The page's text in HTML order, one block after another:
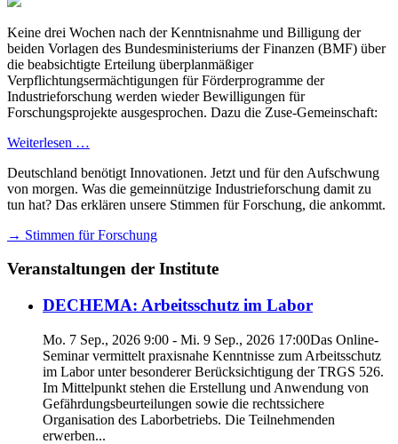
Keine drei Wochen nach der Kenntnisnahme und Billigung der
beiden Vorlagen des Bundesministeriums der Finanzen (BMF) über
die beabsichtigte Erteilung überplanmäßiger
Verpflichtungsermächtigungen für Förderprogramme der
Industrieforschung werden wieder Bewilligungen für
Forschungsprojekte ausgesprochen. Dazu die Zuse-Gemeinschaft:
Weiterlesen …
Deutschland benötigt Innovationen. Jetzt und für den Aufschwung
von morgen. Was die gemeinnützige Industrieforschung damit zu
tun hat? Das erklären unsere Stimmen für Forschung, die ankommt.
→ Stimmen für Forschung
Veranstaltungen der Institute
DECHEMA: Arbeitsschutz im Labor
Mo. 7 Sep., 2026 9:00 - Mi. 9 Sep., 2026 17:00Das Online-
Seminar vermittelt praxisnahe Kenntnisse zum Arbeitsschutz
im Labor unter besonderer Berücksichtigung der TRGS 526.
Im Mittelpunkt stehen die Erstellung und Anwendung von
Gefährdungsbeurteilungen sowie die rechtssichere
Organisation des Laborbetriebs. Die Teilnehmenden
erwerben...